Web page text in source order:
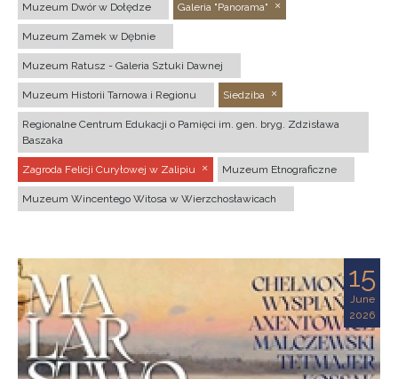
Muzeum Dwór w Dołędze Galeria "Panorama"
Muzeum Zamek w Dębnie
Muzeum Ratusz - Galeria Sztuki Dawnej
Muzeum Historii Tarnowa i Regionu Siedziba
Regionalne Centrum Edukacji o Pamięci im. gen. bryg. Zdzisława
Baszaka
Zagroda Felicji Curyłowej w Zalipiu Muzeum Etnograficzne
Muzeum Wincentego Witosa w Wierzchosławicach
15
June
2026